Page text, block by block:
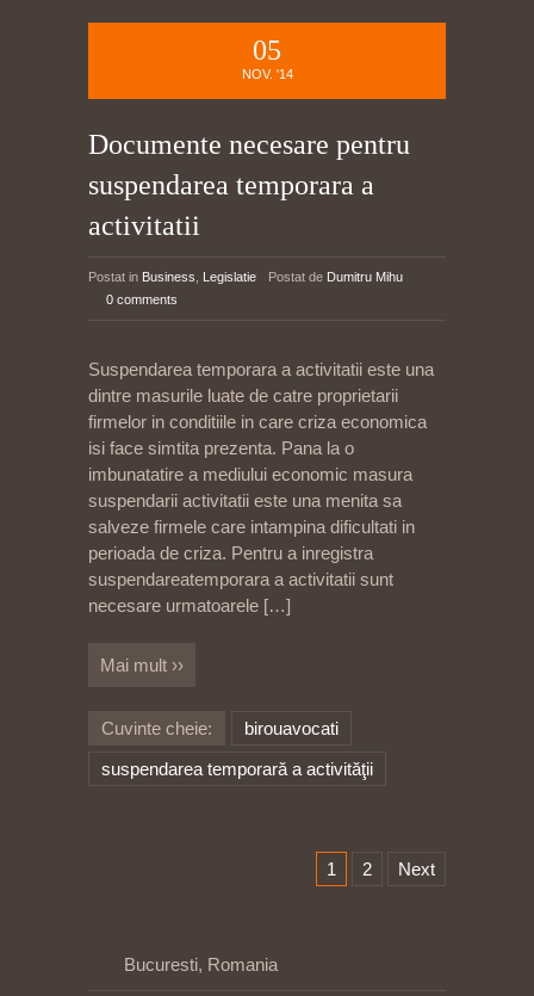
05
NOV. '14
Documente necesare pentru
suspendarea temporara a
activitatii
Postat in Business Legislatie Postat de Dumitru Mihu
0 comments
Suspendarea temporara a activitatii este una
dintre masurile luate de catre proprietarii
firmelor in conditiile in care criza economica
isi face simtita prezenta. Pana la o
imbunatatire a mediului economic masura
suspendarii activitatii este una menita sa
salveze firmele care intampina dificultati in
perioada de criza. Pentru a inregistra
suspendareatemporara a activitatii sunt
necesare urmatoarele […]
Mai mult ››
Cuvinte cheie:
birouavocati
suspendarea temporară a activităţii
1 2 Next
Bucuresti, Romania